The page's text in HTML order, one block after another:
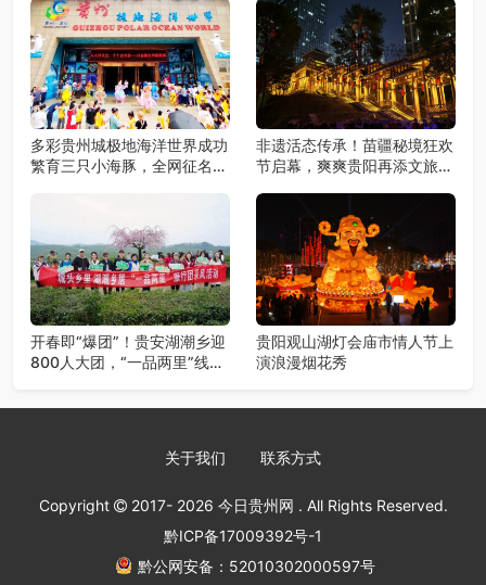
多彩贵州城极地海洋世界成功
繁育三只小海豚，全网征名正
非遗活态传承！苗疆秘境狂欢
节启幕，爽爽贵阳再添文旅新
开春即“爆团”！贵安湖潮乡迎
800人大团，“一品两里”线路
贵阳观山湖灯会庙市情人节上
演浪漫烟花秀
关于我们 联系方式
Copyright 2017- 2026 今日贵州网 . All Rights Reserved.
黔ICP备17009392号-1
黔公网安备：52010302000597号